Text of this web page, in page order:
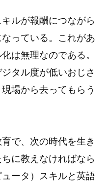
ルが報酬につながら
っている。これがあ
は無理なのである。
タル度が低いおじさ
場から去ってもらう
で、次の時代を生き
に教えなければなら
ータ）スキルと英語